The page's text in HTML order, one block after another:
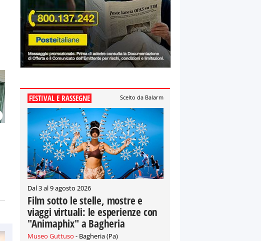
FESTIVAL E RASSEGNE Scelto da Balarm
Dal 3 al 9 agosto 2026
Film sotto le stelle, mostre e
viaggi virtuali: le esperienze con
"Animaphix" a Bagheria
Museo Guttuso - Bagheria (Pa)